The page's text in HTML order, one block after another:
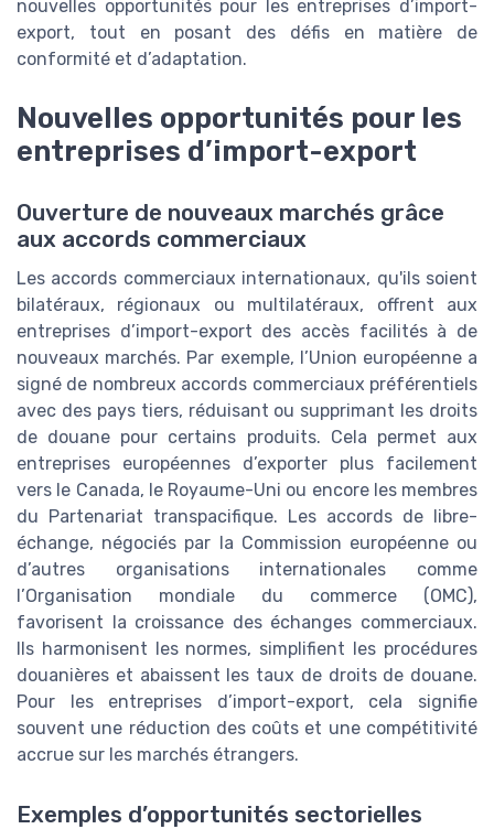
nouvelles opportunités pour les entreprises d’import-
export, tout en posant des défis en matière de
conformité et d’adaptation.
Nouvelles opportunités pour les
entreprises d’import-export
Ouverture de nouveaux marchés grâce
aux accords commerciaux
Les accords commerciaux internationaux, qu'ils soient
bilatéraux, régionaux ou multilatéraux, offrent aux
entreprises d’import-export des accès facilités à de
nouveaux marchés. Par exemple, l’Union européenne a
signé de nombreux accords commerciaux préférentiels
avec des pays tiers, réduisant ou supprimant les droits
de douane pour certains produits. Cela permet aux
entreprises européennes d’exporter plus facilement
vers le Canada, le Royaume-Uni ou encore les membres
du Partenariat transpacifique. Les accords de libre-
échange, négociés par la Commission européenne ou
d’autres organisations internationales comme
l’Organisation mondiale du commerce (OMC),
favorisent la croissance des échanges commerciaux.
Ils harmonisent les normes, simplifient les procédures
douanières et abaissent les taux de droits de douane.
Pour les entreprises d’import-export, cela signifie
souvent une réduction des coûts et une compétitivité
accrue sur les marchés étrangers.
Exemples d’opportunités sectorielles